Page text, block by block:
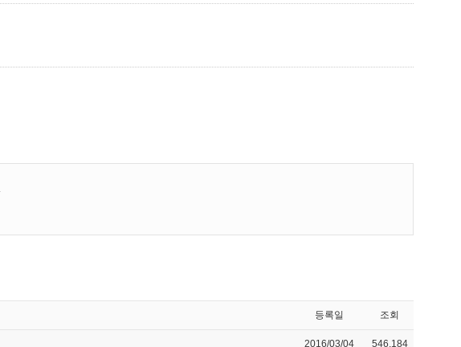
등록일 조회
2016/03/04 546,184